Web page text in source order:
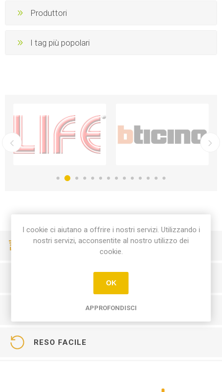
Produttori
I tag più popolari
CONSEGNE VELOCI
SERVIZIO CLIENTI
RESO FACILE
I cookie ci aiutano a offrire i nostri servizi. Utilizzando i
nostri servizi, acconsentite al nostro utilizzo dei
cookie.
OK
APPROFONDISCI